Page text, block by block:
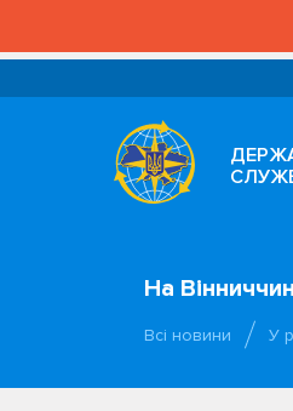
На
Всі новини У